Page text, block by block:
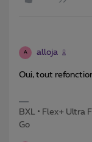
A alloja
Oui, tout
BXL • Flex+ Ultra
Go